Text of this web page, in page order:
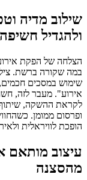
שילוב מדיה
ולהגדיל חשיפה
הצלחה של הפקת
במה שקורה ברשת.
אירוע". מעבר לזה,
לקראת ההשקה, שיתוף
ופרסום ממומן.
הופכת לוויראלית
עיצוב מותאם
מהסצנה